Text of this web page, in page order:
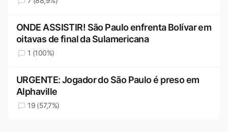
ONDE ASSISTIR! São Paulo enfrenta Bolívar em
oitavas de final da Sulamericana
1 (100%)
URGENTE: Jogador do São Paulo é preso em
Alphaville
19 (57,7%)